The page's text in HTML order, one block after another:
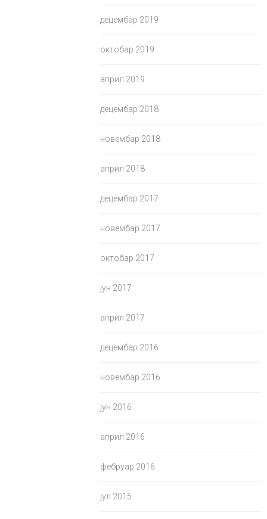
децембар 2019
октобар 2019
април 2019
децембар 2018
новембар 2018
април 2018
децембар 2017
новембар 2017
октобар 2017
јун 2017
април 2017
децембар 2016
новембар 2016
јун 2016
април 2016
фебруар 2016
јул 2015